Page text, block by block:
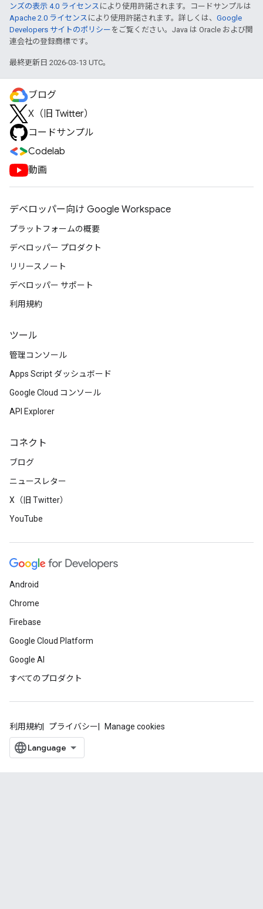
ンズの表示 4.0 ライセンス により使用許諾されます。コードサンプルは
Apache 2.0 ライセンス により使用許諾されます。詳しくは、 Google
Developers サイトのポリシー をご覧ください。Java は Oracle および関
連会社の登録商標です。
最終更新日 2026-03-13 UTC。
ブログ
X（旧 Twitter）
コードサンプル
Codelab
動画
デベロッパー向け Google Workspace
プラットフォームの概要
デベロッパー プロダクト
リリースノート
デベロッパー サポート
利用規約
ツール
管理コンソール
Apps Script ダッシュボード
Google Cloud コンソール
API Explorer
コネクト
ブログ
ニュースレター
X（旧 Twitter）
YouTube
Android
Chrome
Firebase
Google Cloud Platform
Google AI
すべてのプロダクト
利用規約 プライバシー Manage cookies